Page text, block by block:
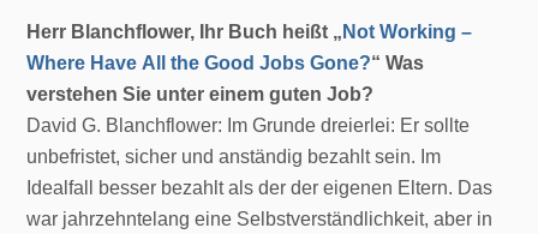
Herr Blanchflower, Ihr Buch heißt „ Not Working –
Where Have All the Good Jobs Gone?“ Was
verstehen Sie unter einem guten Job?
David G. Blanchflower: Im Grunde dreierlei: Er sollte
unbefristet, sicher und anständig bezahlt sein. Im
Idealfall besser bezahlt als der der eigenen Eltern. Das
war jahrzehntelang eine Selbstverständlichkeit, aber in